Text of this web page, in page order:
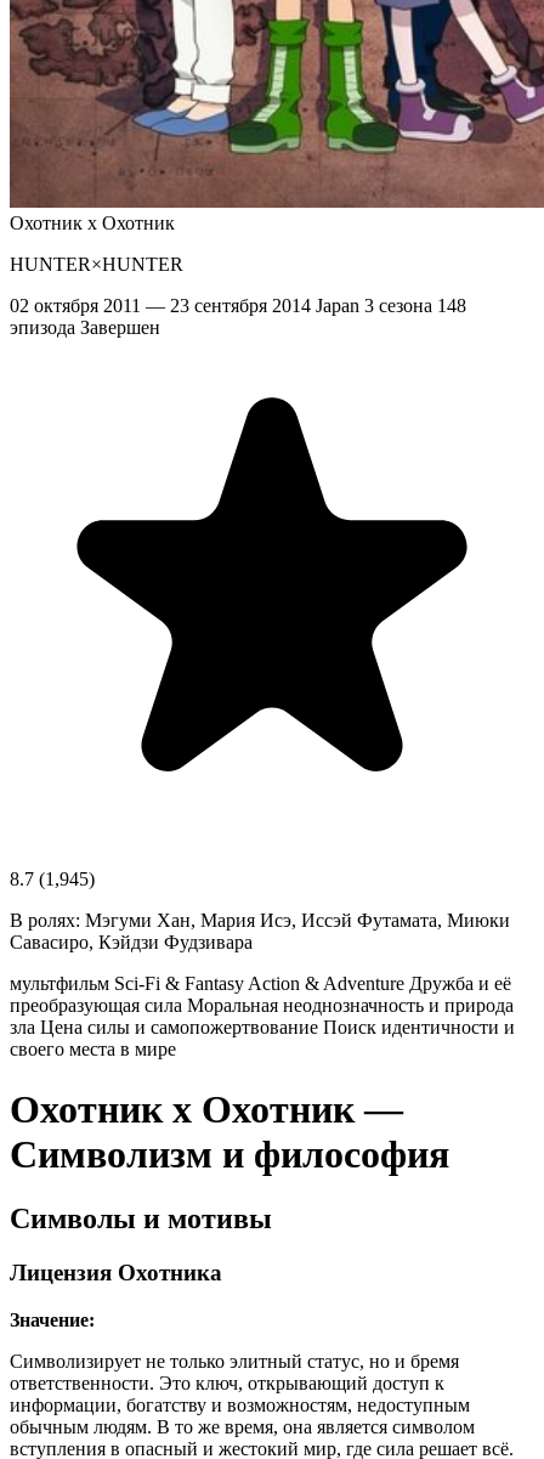
Охотник х Охотник
HUNTER×HUNTER
02 октября 2011 — 23 сентября 2014 Japan 3 сезона 148
эпизода Завершен
8.7 (1,945)
В ролях: Мэгуми Хан, Мария Исэ, Иссэй Футамата, Миюки
Савасиро, Кэйдзи Фудзивара
мультфильм Sci-Fi & Fantasy Action & Adventure Дружба и её
преобразующая сила Моральная неоднозначность и природа
зла Цена силы и самопожертвование Поиск идентичности и
своего места в мире
Охотник х Охотник —
Символизм и философия
Символы и мотивы
Лицензия Охотника
Значение:
Символизирует не только элитный статус, но и бремя
ответственности. Это ключ, открывающий доступ к
информации, богатству и возможностям, недоступным
обычным людям. В то же время, она является символом
вступления в опасный и жестокий мир, где сила решает всё.